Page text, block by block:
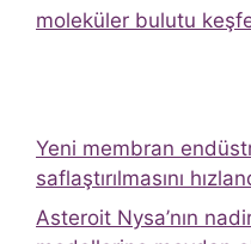
moleküler bulutu
Yeni membran
saflaştırılmasını
Asteroit Nysa’nın